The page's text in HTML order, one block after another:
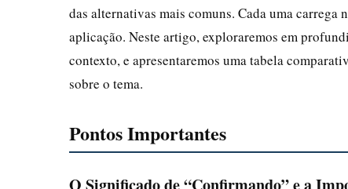
das alternativas mais comuns. Cada uma carrega
aplicação. Neste artigo, exploraremos em
contexto, e apresentaremos uma tabela
sobre o tema.
Pontos Importantes
O Significado de “Confirmando” e a